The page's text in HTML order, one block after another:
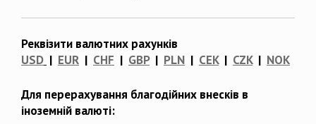
Реквізити валютних рахунків
USD | EUR | CHF | GBP| PLN | CEK| CZK| NOK
Для перерахування благодійних внесків в
іноземній валюті: